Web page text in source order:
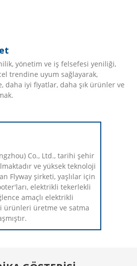
yönetim ve iş felsefesi yeniliği,
trendine uyum sağlayarak,
daha iyi fiyatlar, daha şık ürünler ve
Co., Ltd., tarihi şehir
ve yüksek teknoloji
Flyway şirketi, yaşlılar için
elektrikli tekerlekli
amaçlı elektrikli
ürünleri üretme ve satma